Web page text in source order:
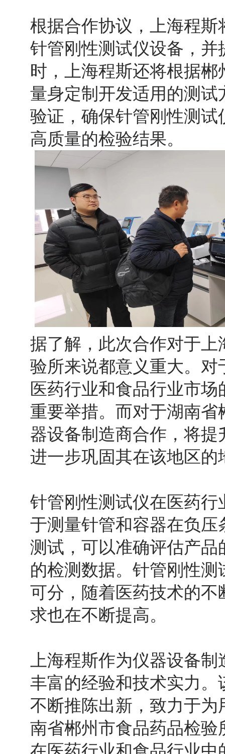
根据合作协议，上海程
针管刚性测试仪设备，
时，上海程斯还将根据
量身定制开发适用的测
验证，确保针管刚性测
高质量的检验结果。
据了解，此次合作对于
验所来说都意义重大。
医药行业和食品行业市
重要举措。而对于湖南
器设备制造商合作，将
进一步巩固其在该地区的
针管刚性测试仪在医药
于测量针管和容器在负
测试，可以准确评估产
的检测数据。针管刚性
可分，随着医药技术的
求也在不断提高。
上海程斯作为仪器设备
丰富的经验和技术实力
不断推陈出新，致力于
南省郴州市食品药品检